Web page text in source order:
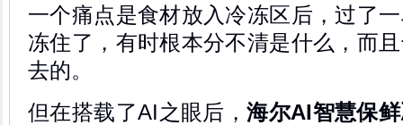
一个痛点是食材放入冷冻区后，过了
冻住了，有时根本分不清是什么，而
去的。
但在搭载了AI之眼后，海尔AI智慧保